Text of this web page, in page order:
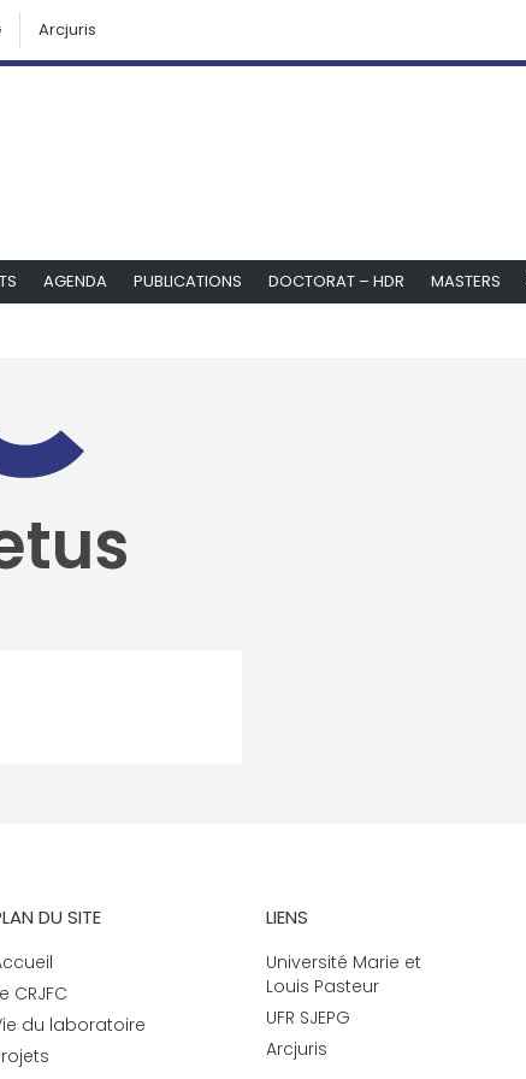
Arcjuris
AGENDA PUBLICATIONS DOCTORAT – HDR MASTERS
DU SITE
CRJFC
du laboratoire
LIENS
Université Marie et
Louis Pasteur
UFR SJEPG
Arcjuris